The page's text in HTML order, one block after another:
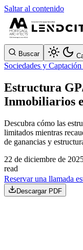
Saltar al contenido
Buscar
Sociedades y
Estructura
Inmobiliarios
Descubra cómo las
limitados mientras
de ganancias y
22 de diciembre de
read
Reservar una llamada
Descargar PDF